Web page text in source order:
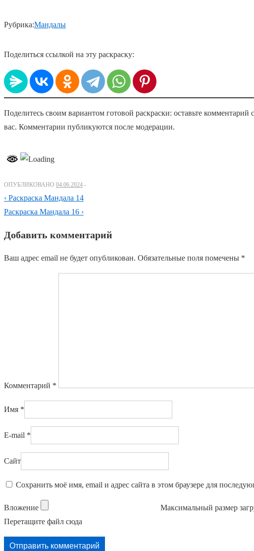
Рубрика:Мандалы
Поделиться ссылкой на эту раскраску:
Поделитесь своим вариантом готовой раскраски: оставьте
вас. Комментарии публикуются после модерации.
ОПУБЛИКОВАНО 04.06.2024
Навигация
по
записям
Предыдущий
пост
‹ Раскраска Мандала 14
Следующий
Раскраска Мандала 16 ›
Добавить комментарий
Ваш адрес email не будет опубликован. Обязательные поля помечены *
Комментарий *
Имя *
E-mail *
Сайт
Сохранить моё имя, email и адрес сайта в этом браузере для
Вложение Максимальный размер
Перетащите файл сюда